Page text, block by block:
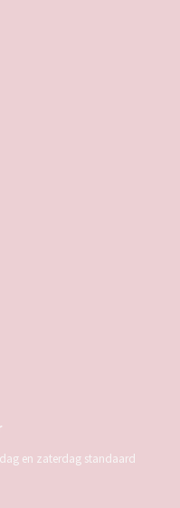
en zaterdag standaard